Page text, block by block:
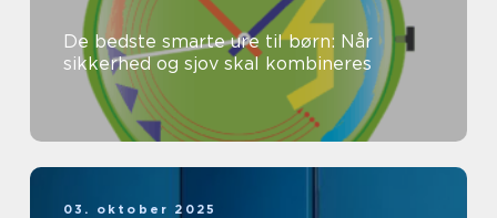
De bedste smarte ure til børn: Når
sikkerhed og sjov skal kombineres
03. oktober 2025